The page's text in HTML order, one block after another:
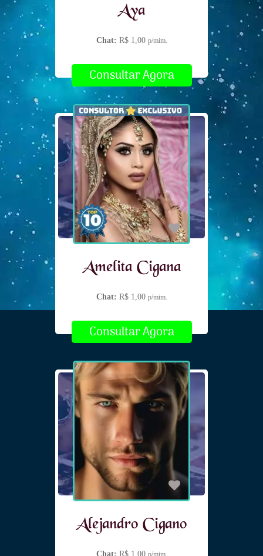
Aya
Chat: R$ 1,00 p/mim.
Consultar Agora
Amelita Cigana
Chat: R$ 1,00 p/mim.
Consultar Agora
Alejandro Cigano
Chat: R$ 1,00 p/mim.